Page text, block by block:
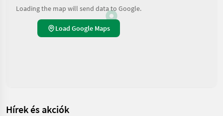
Loading the map will send data to Google.
Load Google Maps
Hírek és akciók